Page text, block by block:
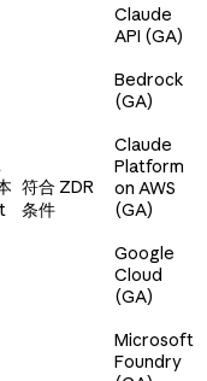
符合 ZDR
条件
Claude
API (GA)
Bedrock
(GA)
Claude
Platform
on AWS
(GA)
Google
Cloud
(GA)
Microsoft
Foundry